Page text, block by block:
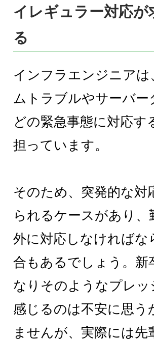
イレギュラー対応が
る
インフラエンジニアは
ムトラブルやサーバー
どの緊急事態に対応す
担っています。
そのため、突発的な対
られるケースがあり、
外に対応しなければな
合もあるでしょう。新
なりそのようなプレッ
感じるのは不安に思う
ませんが、実際には先